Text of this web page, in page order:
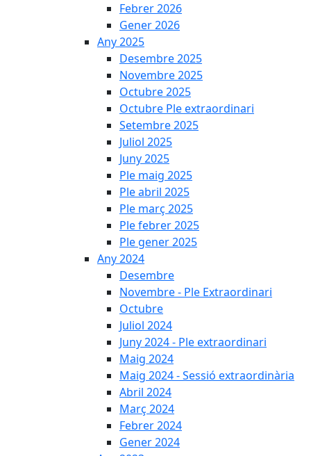
Febrer 2026
Gener 2026
Any 2025
Desembre 2025
Novembre 2025
Octubre 2025
Octubre Ple extraordinari
Setembre 2025
Juliol 2025
Juny 2025
Ple maig 2025
Ple abril 2025
Ple març 2025
Ple febrer 2025
Ple gener 2025
Any 2024
Desembre
Novembre - Ple Extraordinari
Octubre
Juliol 2024
Juny 2024 - Ple extraordinari
Maig 2024
Maig 2024 - Sessió extraordinària
Abril 2024
Març 2024
Febrer 2024
Gener 2024